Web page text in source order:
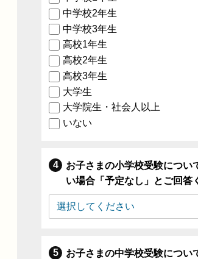
中学校2年生
中学校3年生
高校1年生
高校2年生
高校3年生
大学生
大学院生・社会人以上
いない
お子さまの小学校受験につい
い場合「予定なし」とご回答
お子さまの中学校受験につい